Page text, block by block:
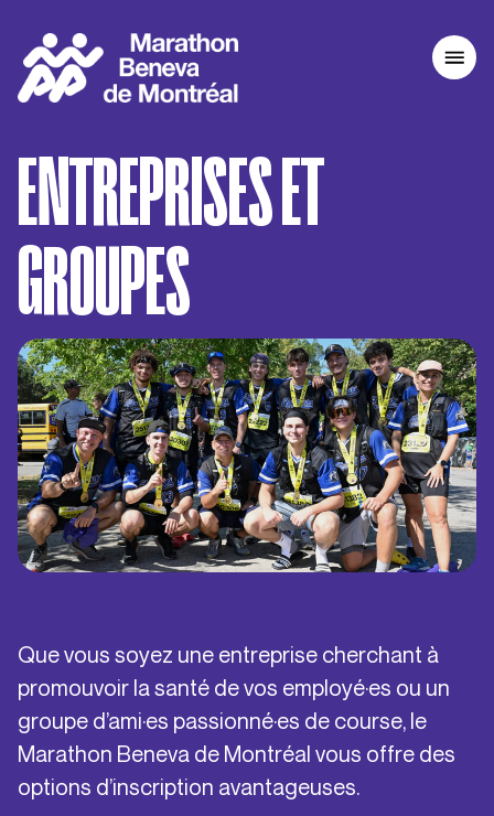
MARATHON BENEVA DE MONTRÉAL
ACCUEIL
RÉSULTATS
LES ÉPREUVES
CONSEILS COUREURS
INSCRIPTION 2026
21K NESPRESSO DE MONTRÉAL
CONSEILS COUREURS
EN
ENTREPRISES ET
GROUPES
Que vous soyez une entreprise cherchant à
promouvoir la santé de vos employé·es ou un
groupe d’ami·es passionné·es de course, le
Marathon Beneva de Montréal vous offre des
options d’inscription avantageuses.